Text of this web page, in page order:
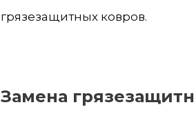
грязезащитных ковров.
Замена